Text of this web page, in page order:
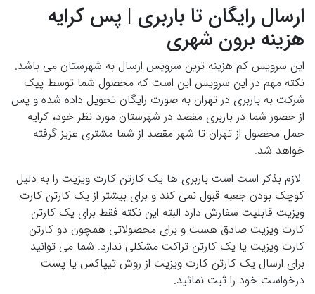
ارسال رایگان تا باربری | پس کرایه
هزینه برون شهری
این سرویس کم هزینه ترین سرویس ارسال به شهرستان می باشد.
نکته مهم در این سرویس این است که محصول شما توسط پیک
شرکت به باربری در تهران به صورت رایگان تحویل داده شده و پس
از حضور شما در باربری مقصد در شهرستان مورد نظر خود، کرایه
حمل محصول از تهران تا شهر مقصد از شما مشتری عزیز گرفته
خواهد شد.
لازم بذکر است است باربری ها یک کارتن کارت ویزیت را به دلیل
کوچک بودن جعبه قبول نمی کند و برای بیشتر از یک کارتن کارت
ویزیت قابلیت سفارش دارد البته این نکته فقط برای یک کارتن
کارت ویزیت صادق هست و برای محصولاتی همچون دو کارتن
کارت ویزیت یا یک کارتن تراکت مشکلی ندارد. شما می توانید
برای ارسال یک کارتن کارت ویزیت از روش تیپاکس یا پست
درخواست خود را ثبت نمائید.